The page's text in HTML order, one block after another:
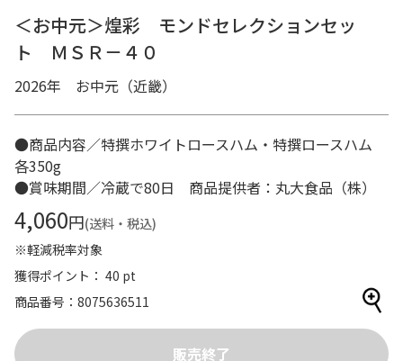
＜お中元＞煌彩 モンドセレクションセッ
ト ＭＳＲ－４０
2026年 お中元（近畿）
●商品内容／特撰ホワイトロースハム・特撰ロースハム
各350g
●賞味期間／冷蔵で80日 商品提供者：丸大食品（株）
4,060円(送料・税込)
※軽減税率対象
獲得ポイント： 40 pt
商品番号
8075636511